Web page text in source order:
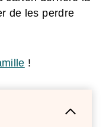
de les perdre
!